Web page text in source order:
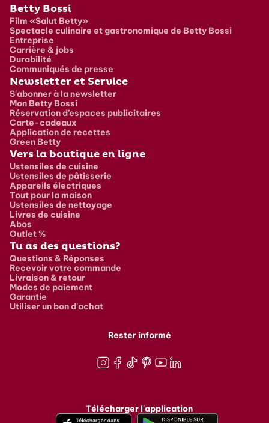
Pied de page
Betty Bossi
Film «Salut Betty»
Spectacle culinaire et gastronomique de Betty Bossi
Entreprise
Carrière & jobs
Durabilité
Communiqués de presse
Newsletter et Service
S'abonner à la newsletter
Mon Betty Bossi
Réservation d’espaces publicitaires
Carte-cadeaux
Application de recettes
Green Betty
Vers la boutique en ligne
Ustensiles de cuisine
Ustensiles de pâtisserie
Appareils électriques
Tout pour la maison
Ustensiles de nettoyage
Livres de cuisine
Abos
Outlet %
Tu as des questions?
Questions & Réponses
Recevoir votre commande
Livraison & retour
Modes de paiement
Garantie
Utiliser un bon d'achat
Rester informé
Télécharger l'application